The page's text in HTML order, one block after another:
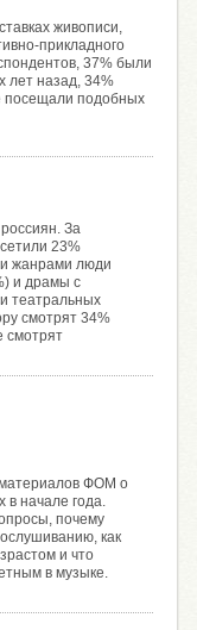
живописи,
прикладного
37% были
лет назад, 34%
посещали подобных
За
23%
жанрами люди
и драмы с
театральных
смотрят 34%
смотрят
ФОМ о
в начале года.
почему
как
и что
в музыке.